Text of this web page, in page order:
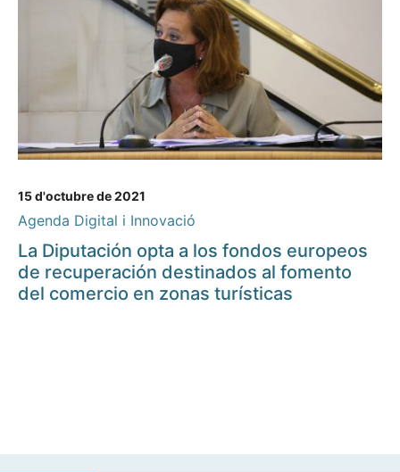
15 d'octubre de 2021
Agenda Digital i Innovació
La Diputación opta a los fondos europeos
de recuperación destinados al fomento
del comercio en zonas turísticas